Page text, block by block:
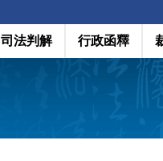
司法判解 行政函釋